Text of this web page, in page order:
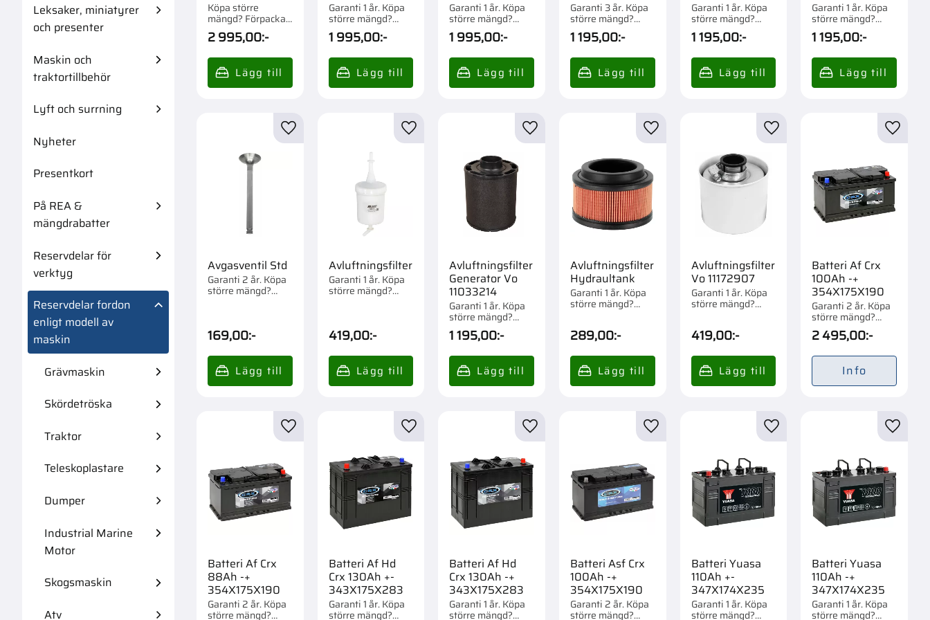
Faster
Köpa större
mängd? Förpackad
om 1 st.
2 995,00:-
7251340
Garanti 1 år. Köpa
större mängd?
Förpackad om 1 st.
1 995,00:-
7251341
Garanti 1 år. Köpa
större mängd?
Förpackad om 1 st.
1 995,00:-
Garanti 3 år. Köpa
större mängd?
Förpackad om 1/20
st.
1 195,00:-
Garanti 1 år. Köpa
större mängd?
Förpackad om 1 st.
1 195,00:-
Garanti 1 år. Köpa
större mängd?
Förpackad om 1 st.
1 195,00:-
Avgasventil Std
Garanti 2 år. Köpa
större mängd?
Förpackad om 1/4
169,00:-
Lägg till i favoriter
Avluftningsfilter
Garanti 1 år. Köpa
större mängd?
Förpackad om 1 st.
419,00:-
Lägg till i favoriter
Avluftningsfilter
Generator Vo
11033214
Garanti 1 år. Köpa
större mängd?
Förpackad om 1 st.
1 195,00:-
Lägg till i favoriter
Avluftningsfilter
Hydraultank
Garanti 1 år. Köpa
större mängd?
Förpackad om 1/12
289,00:-
Lägg till i favoriter
Avluftningsfilter
Vo 11172907
Garanti 1 år. Köpa
större mängd?
Förpackad om 1/12
419,00:-
Lägg till i favoriter
Batteri Af Crx
100Ah -+
354X175X190
Garanti 2 år. Köpa
större mängd?
Förpackad om 1/48
st.
2 495,00:-
Lägg
Info
Batteri Af Crx
88Ah -+
354X175X190
Garanti 2 år. Köpa
större mängd?
Lägg till i favoriter
Batteri Af Hd
Crx 130Ah +-
343X175X283
Garanti 1 år. Köpa
större mängd?
Lägg till i favoriter
Batteri Af Hd
Crx 130Ah -+
343X175X283
Garanti 1 år. Köpa
större mängd?
Lägg till i favoriter
Batteri Asf Crx
100Ah -+
354X175X190
Garanti 2 år. Köpa
större mängd?
Lägg till i favoriter
Batteri Yuasa
110Ah +-
347X174X235
Garanti 1 år. Köpa
större mängd?
Lägg till i favoriter
Batteri Yuasa
110Ah -+
347X174X235
Garanti 1 år. Köpa
större mängd?
Lägg
Leksaker, miniatyrer
och presenter
Maskin och
traktortillbehör
Lyft och surrning
Nyheter
Presentkort
På REA &
mängdrabatter
Reservdelar för
verktyg
Reservdelar fordon
enligt modell av
maskin
Grävmaskin
Skördetröska
Traktor
Teleskoplastare
Dumper
Industrial Marine
Motor
Skogsmaskin
Atv